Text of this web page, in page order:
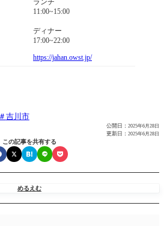
11:00~15:00
ディナー
17:00~22:00
https://jahan.owst.jp/
吉川市
公開日： 2025年6月28日
更新日： 2025年6月28日
この記事を共有する
めるえむ